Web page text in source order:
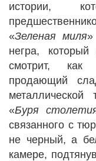
истории,
«Зеленая миля»
негра,
смотрит, как
продающий
металлической
«Буря
связанного с
не черный, а
камере,